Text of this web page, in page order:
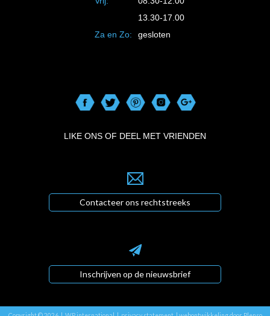
13.30-17.00
Za en Zo:
gesloten
LIKE ONS OF DEEL MET VRIENDEN
Contacteer ons rechtstreeks
Inschrijven op de nieuwsbrief